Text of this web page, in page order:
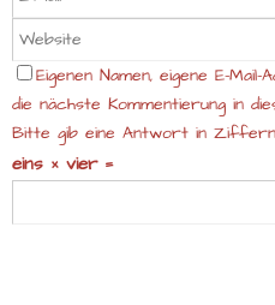
Eigenen Namen, eigene E-
die nächste Kommentierung in
Bitte gib eine Antwort in Ziffern
eins × vier =